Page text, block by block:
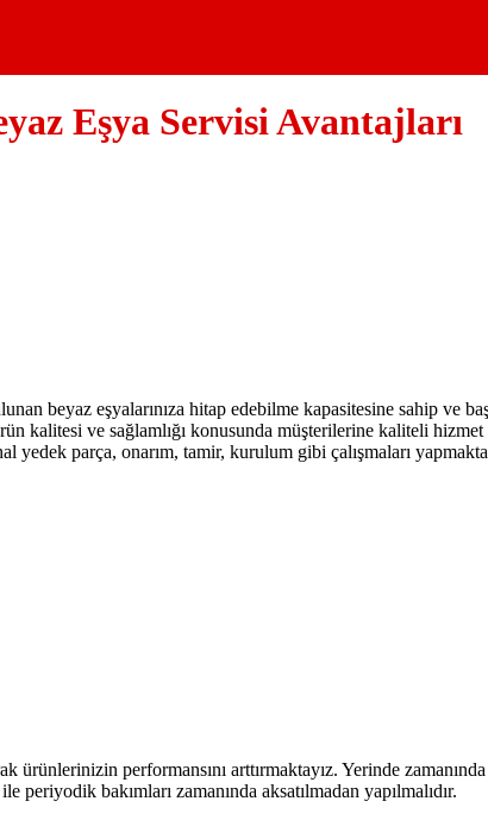
Eşya Servisi Avantajları
beyaz eşyalarınıza hitap edebilme kapasitesine sahip ve
kalitesi ve sağlamlığı konusunda müşterilerine kaliteli hizmet
parça, onarım, tamir, kurulum gibi çalışmaları
ürünlerinizin performansını arttırmaktayız. Yerinde
ile periyodik bakımları zamanında aksatılmadan yapılmalıdır.